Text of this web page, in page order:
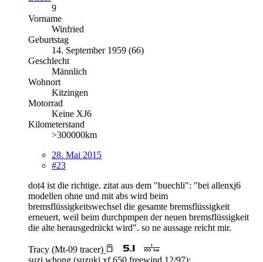
9
Vorname
Winfried
Geburtstag
14. September 1959 (66)
Geschlecht
Männlich
Wohnort
Kitzingen
Motorrad
Keine XJ6
Kilometerstand
>300000km
28. Mai 2015
#23
dot4 ist die richtige. zitat aus dem "buechli": "bei allenxj6
modellen ohne und mit abs wird beim
bremsflüssigkeitswechsel die gesamte bremsflüssigkeit
erneuert, weil beim durchpmpen der neuen bremsflüssigkeit
die alte herausgedrückt wird". so ne aussage reicht mir.
Tracy (Mt-09 tracer)
suzi whong (suzuki xf 650 freewind 12/97):